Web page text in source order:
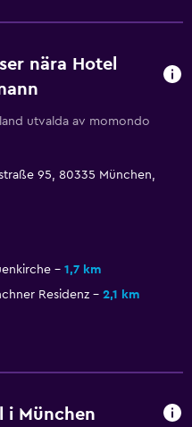
Kostnader kan
nära Hotel
utvalda av momondo
95, 80335 München,
1,7 km
Residenz 2,1 km
i München